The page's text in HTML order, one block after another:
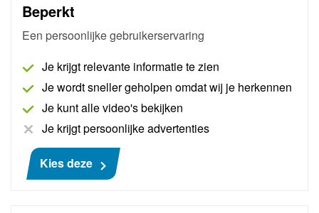
Beperkt
Een persoonlijke gebruikerservaring
Je krijgt relevante informatie te zien
Je wordt sneller geholpen omdat wij je herkennen
Je kunt alle video's bekijken
Je krijgt persoonlijke advertenties
Kies deze
Alpine
AutoNiveau maakt een bedrijfsaccount aan bij
Renault - Dacia - Alpine, waarna originele
handleidingen, technische informatie en schema's
binnen handbereik zijn. Inclusief 30 minuten support.